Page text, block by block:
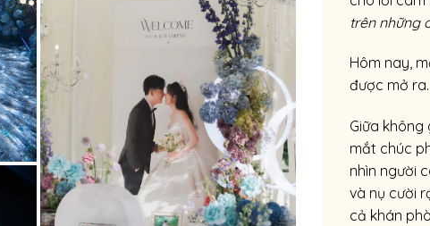
trên những
Hôm nay,
được mở ra.
Giữa
mắt chúc
nhìn người
và nụ cười
cả khán